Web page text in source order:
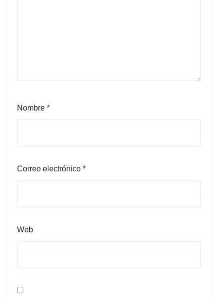
Nombre *
Correo electrónico *
Web